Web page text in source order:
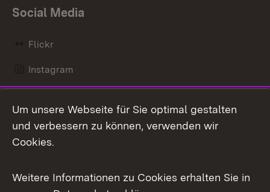
Social Media
Flickr
Instagram
Mastodon
Messenger
Social Wall
Um unsere Webseite für Sie optimal gestalten
und verbessern zu können, verwenden wir
Cookies.
Weitere Informationen zu Cookies erhalten Sie in